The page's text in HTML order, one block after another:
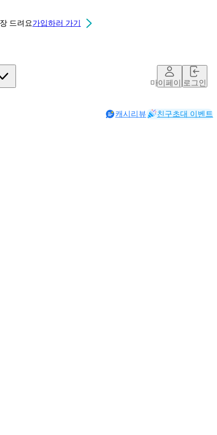
드려요가입하러 가기
마이페이지로그인
캐시리뷰 친구초대 이벤트